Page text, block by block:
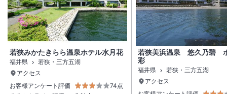
若狭みかたきらら温泉ホテル水月花
福井県
若狭・三方五湖
アクセス
お客様アンケート評価
74点
若狭美浜温泉 悠久乃碧
彩
福井県
若狭・三方五湖
アクセス